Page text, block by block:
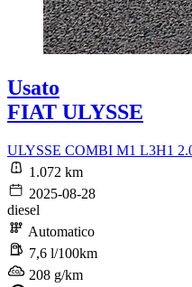
Usato
FIAT ULYSSE
ULYSSE COMBI M1 L3H1
1.072 km
2025-08-28
diesel
Automatico
7,6 l/100km
208 g/km